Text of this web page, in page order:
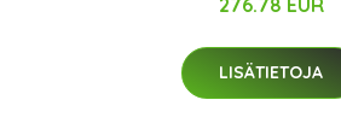
276.78 EUR
LISÄTIETOJA